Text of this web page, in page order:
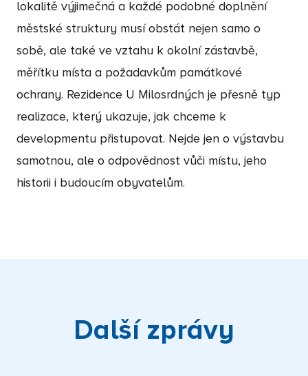
lokalitě výjimečná a každé podobné doplnění
městské struktury musí obstát nejen samo o
sobě, ale také ve vztahu k okolní zástavbě,
měřítku místa a požadavkům památkové
ochrany. Rezidence U Milosrdných je přesně typ
realizace, který ukazuje, jak chceme k
developmentu přistupovat. Nejde jen o výstavbu
samotnou, ale o odpovědnost vůči místu, jeho
historii i budoucím obyvatelům.
Další zprávy